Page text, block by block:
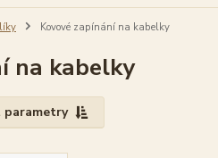
Kovové zapínání na kabelky
na kabelky
parametry